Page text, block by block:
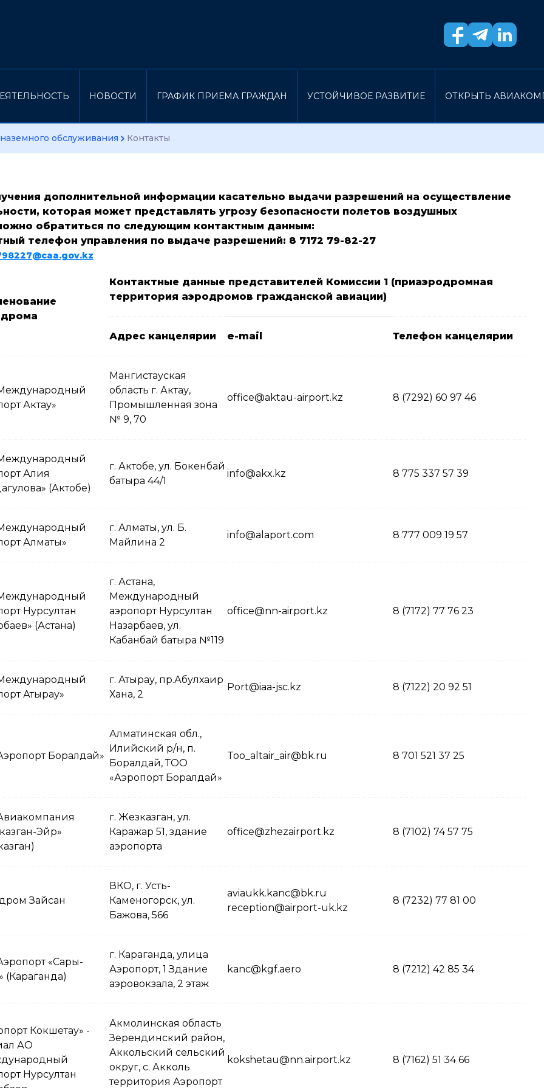
НОВОСТИ ГРАФИК ПРИЕМА ГРАЖДАН УСТОЙЧИВОЕ РАЗВИТИЕ ОТКРЫТЬ
обслуживания Контакты
дополнительной информации касательно выдачи разрешений на осуществление
которая может представлять угрозу безопасности полетов воздушных
обратиться по следующим контактным данным:
телефон управления по выдаче разрешений: 8 7172 79-82-27
Контактные данные представителей Комиссии 1 (приаэродромная
территория аэродромов гражданской авиации)
Адресканцелярии e-mail Телефон канцелярии
Актау»
Мангистауская
область г. Актау,
Промышленная зона
№ 9, 70
office@aktau-airport.kz 8 (7292) 60 97 46
Алия
(Актобе)
г. Актобе, ул. Бокенбай
батыра 44/1
info@akx.kz 8 775 337 57 39
Алматы»
г. Алматы, ул. Б.
Майлина 2
info@alaport.com 8 777 009 19 57
Нурсултан
(Астана)
г. Астана,
Международный
аэропорт Нурсултан
Назарбаев, ул.
Кабанбай батыра №119
office@nn-airport.kz 8 (7172) 77 76 23
Атырау»
г. Атырау, пр.Абулхаир
Хана, 2
Port@iaa-jsc.kz 8 (7122) 20 92 51
Боралдай»
Алматинская обл.,
Илийский р/н, п.
Боралдай, ТОО
«Аэропорт Боралдай»
Too_altair_air@bk.ru 8 701 521 37 25
Эйр»
г. Жезказган, ул.
Каражар 51, здание
аэропорта
office@zhezairport.kz 8 (7102) 74 57 75
Зайсан
ВКО, г. Усть-
Каменогорск, ул.
Бажова, 566
aviaukk.kanc@bk.ru
reception@airport-uk.kz
8 (7232) 77 81 00
«Сары-
(Караганда)
г. Караганда, улица
Аэропорт, 1 Здание
аэровокзала, 2 этаж
kanc@kgf.aero 8 (7212) 42 85 34
Кокшетау» -
АО
Нурсултан
Акмолинская область
Зерендинский район,
Аккольский сельский
округ, с. Акколь
территория Аэропорт
kokshetau@nn.airport.kz 8 (7162) 51 34 66